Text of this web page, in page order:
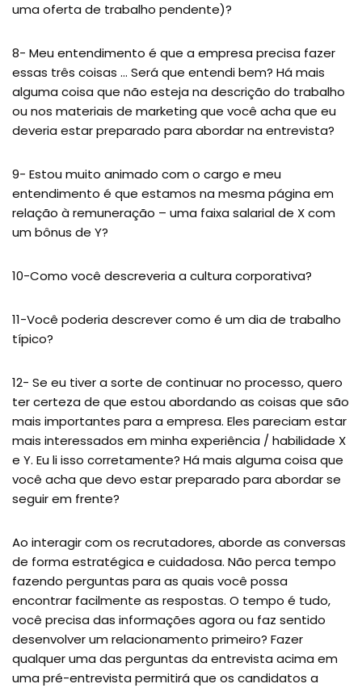
uma oferta de trabalho pendente)?
8- Meu entendimento é que a empresa precisa fazer
essas três coisas … Será que entendi bem? Há mais
alguma coisa que não esteja na descrição do trabalho
ou nos materiais de marketing que você acha que eu
deveria estar preparado para abordar na entrevista?
9- Estou muito animado com o cargo e meu
entendimento é que estamos na mesma página em
relação à remuneração – uma faixa salarial de X com
um bônus de Y?
10-Como você descreveria a cultura corporativa?
11-Você poderia descrever como é um dia de trabalho
típico?
12- Se eu tiver a sorte de continuar no processo, quero
ter certeza de que estou abordando as coisas que são
mais importantes para a empresa. Eles pareciam estar
mais interessados ​​em minha experiência / habilidade X
e Y. Eu li isso corretamente? Há mais alguma coisa que
você acha que devo estar preparado para abordar se
seguir em frente?
Ao interagir com os recrutadores, aborde as conversas
de forma estratégica e cuidadosa. Não perca tempo
fazendo perguntas para as quais você possa
encontrar facilmente as respostas. O tempo é tudo,
você precisa das informações agora ou faz sentido
desenvolver um relacionamento primeiro? Fazer
qualquer uma das perguntas da entrevista acima em
uma pré-entrevista permitirá que os candidatos a